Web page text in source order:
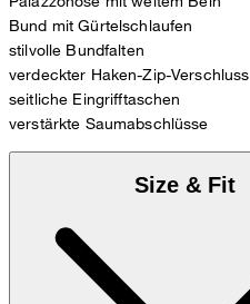
Bund mit Gürtelschlaufen
stilvolle Bundfalten
verdeckter Haken-Zip-Verschluss
seitliche Eingrifftaschen
verstärkte Saumabschlüsse
Size & Fit